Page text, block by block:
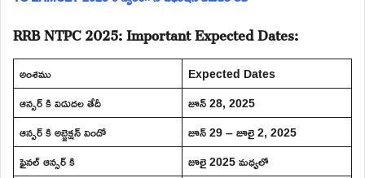
RRB NTPC 2025: Important Expected Dates:
అంశము
Expected Dates
ఆన్సర్ కి విడుదల తేదీ
జూన్ 28, 2025
ఆన్సర్ కి అబ్జెక్షన్ విండో
జూన్ 29 – జూలై 2, 2025
ఫైనల్ ఆన్సర్ కి
జూలై 2025 మధ్యలో